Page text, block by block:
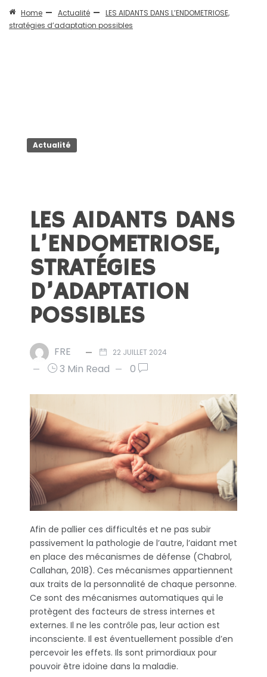
Home Actualité
LES AIDANTS DANS L’ENDOMETRIOSE,
stratégies d’adaptation possibles
Actualité
LES AIDANTS DANS
L’ENDOMETRIOSE,
STRATÉGIES
D’ADAPTATION
POSSIBLES
FRE 22 JUILLET 2024
3 Min Read 0
Afin de pallier ces difficultés et ne pas subir
passivement la pathologie de l’autre, l’aidant met
en place des mécanismes de défense (Chabrol,
Callahan, 2018). Ces mécanismes appartiennent
aux traits de la personnalité de chaque personne.
Ce sont des mécanismes automatiques qui le
protègent des facteurs de stress internes et
externes. Il ne les contrôle pas, leur action est
inconsciente. Il est éventuellement possible d’en
percevoir les effets. Ils sont primordiaux pour
pouvoir être idoine dans la maladie.